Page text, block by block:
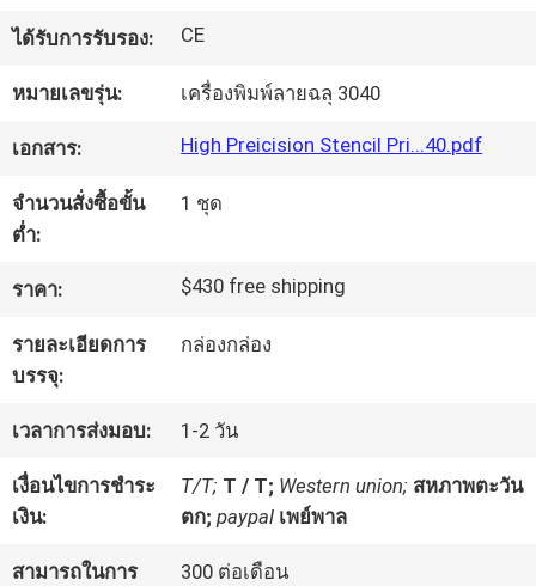
ทัวร์
การ
คุณภาพ
ติดต่อ
ได้รับการรับรอง: CE
หมายเลขรุ่น: เครื่องพิมพ์ลายฉลุ 3040
เอกสาร: High Preicision Stencil Pri...40.pdf
จำนวนสั่งซื้อขั้น
ต่ำ:
1 ชุด
ราคา: $430 free shipping
รายละเอียดการ
บรรจุ:
กล่องกล่อง
เวลาการส่งมอบ: 1-2 วัน
เงื่อนไขการชำระ
เงิน:
T/T; T / T; Western union; สหภาพตะวัน
ตก; paypal เพย์พาล
สามารถในการ
300 ต่อเดือน